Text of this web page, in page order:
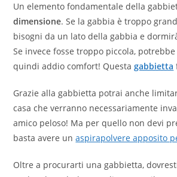
Un elemento fondamentale della
dimensione. Se la gabbia è troppo
bisogni da un lato della gabbia e
Se invece fosse troppo piccola,
quindi addio comfort! Questagabbietta
Grazie alla gabbietta potrai anche
casa che verranno necessariamente
amico peloso! Ma per quello non devi
basta avere unaspirapolvere apposito
Oltre a procurarti una gabbietta,